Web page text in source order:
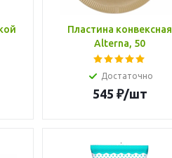
Пластина конвексная
Alterna, 50
Достаточно
545 ₽/шт